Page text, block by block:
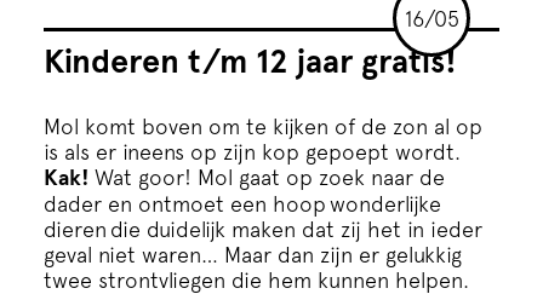
Expo
Cursus
Onderwijs
ECI Cultuurcafé
16/05
Kinderen t/m 12 jaar gratis!
Mol komt boven om te kijken of de zon al op
is als er ineens op zijn kop gepoept wordt.
Kak! Wat goor! Mol gaat op zoek naar de
dader en ontmoet een hoop wonderlijke
dieren die duidelijk maken dat zij het in ieder
geval niet waren… Maar dan zijn er gelukkig
twee strontvliegen die hem kunnen helpen.